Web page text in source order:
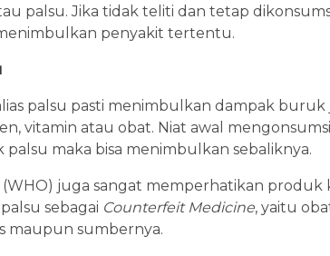
palsu. Jika tidak teliti dan tetap
penyakit tertentu.
palsu pasti menimbulkan dampak
vitamin atau obat. Niat awal
maka bisa menimbulkan sebaliknya.
(WHO) juga sangat memperhatikan produk
sebagai Counterfeit Medicine, yaitu
maupun sumbernya.